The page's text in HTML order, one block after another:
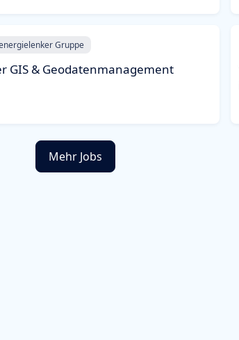
Gruppe
GIS & Geodatenmanagement
Mehr Jobs